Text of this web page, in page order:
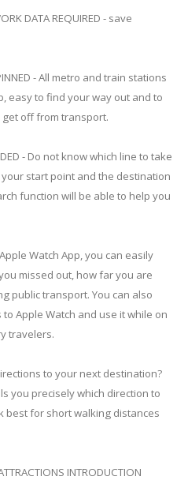
DATA REQUIRED - save
- All metro and train stations
easy to find your way out and to
off from transport.
- Do not know which line to take
start point and the destination
function will be able to help you
Watch App, you can easily
missed out, how far you are
public transport. You can also
Apple Watch and use it while on
travelers.
to your next destination?
you precisely which direction to
best for short walking distances
INTRODUCTION